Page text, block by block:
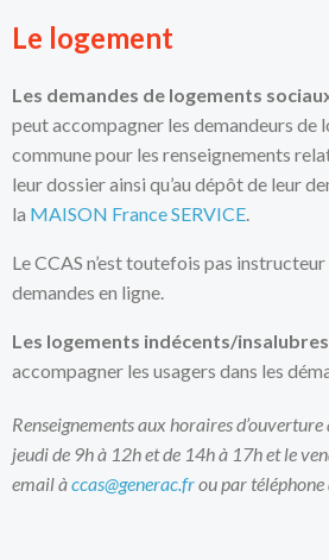
Le logement
Les demandes de logements
peut accompagner les demandeurs de
commune pour les renseignements
leur dossier ainsi qu’au dépôt de leur
la MAISON France SERVICE.
Le CCAS n’est toutefois pas
demandes en ligne.
Les logements indécents/
accompagner les usagers dans les
Renseignements aux horaires
jeudi de 9h à 12h et de 14h à 17h et le
email àccas@generac.frou par